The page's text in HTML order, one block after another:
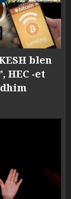
blen
HEC -et